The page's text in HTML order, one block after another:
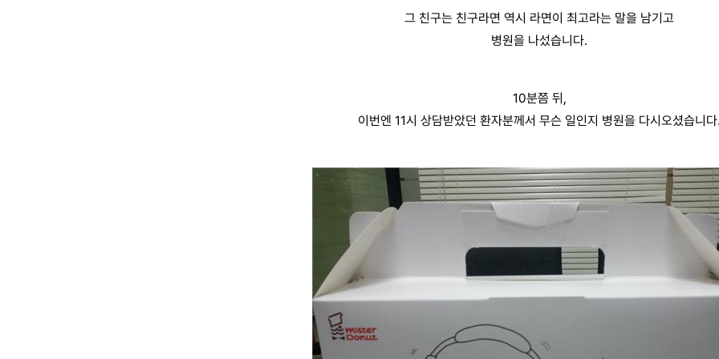
그 친구는 친구라면 역시 라면이 최고라는 말을 남기고
병원을 나섰습니다.
10분쯤 뒤,
이번엔 11시 상담받았던 환자분께서 무슨 일인지 병원을 다시오셨습니